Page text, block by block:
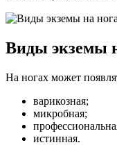
Виды экземы
На ногах может
варикозная;
микробная;
истинная.